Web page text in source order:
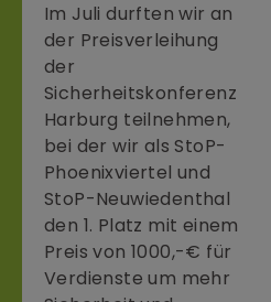
Im Juli durften wir an
der Preisverleihung
der
Sicherheitskonferenz
Harburg teilnehmen,
bei der wir als StoP-
Phoenixviertel und
StoP-Neuwiedenthal
den 1. Platz mit einem
Preis von 1000,-€ für
Verdienste um mehr